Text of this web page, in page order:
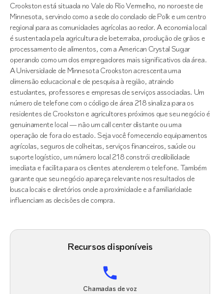
Crookston está situada no Vale do Rio Vermelho, no noroeste de
Minnesota, servindo como a sede do condado de Polk e um centro
regional para as comunidades agrícolas ao redor. A economia local
é sustentada pela agricultura de beterraba, produção de grãos e
processamento de alimentos, com a American Crystal Sugar
operando como um dos empregadores mais significativos da área.
A Universidade de Minnesota Crookston acrescenta uma
dimensão educacional e de pesquisa à região, atraindo
estudantes, professores e empresas de serviços associadas. Um
número de telefone com o código de área 218 sinaliza para os
residentes de Crookston e agricultores próximos que seu negócio é
genuinamente local — não um call center distante ou uma
operação de fora do estado. Seja você fornecendo equipamentos
agrícolas, seguros de colheitas, serviços financeiros, saúde ou
suporte logístico, um número local 218 constrói credibilidade
imediata e facilita para os clientes atenderem o telefone. Também
garante que seu negócio apareça relevante nos resultados de
busca locais e diretórios onde a proximidade e a familiaridade
influenciam as decisões de compra.
Recursos disponíveis
Chamadas de voz